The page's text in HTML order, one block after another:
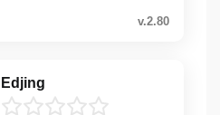
v.2.80
Edjing